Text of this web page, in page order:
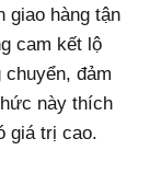
giao hàng tận
cam kết lộ
chuyển, đảm
này thích
giá trị cao.